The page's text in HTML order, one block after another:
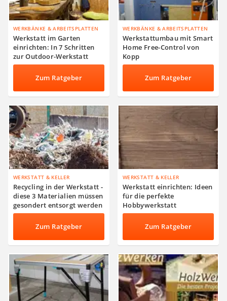
WERKBÄNKE & ARBEITSPLATTEN
Werkstatt im Garten
einrichten: In 7 Schritten
zur Outdoor-Werkstatt
Zum Ratgeber
WERKBÄNKE & ARBEITSPLATTEN
Werkstattumbau mit Smart
Home Free-Control von
Kopp
Zum Ratgeber
WERKSTATT & KELLER
Recycling in der Werkstatt -
diese 3 Materialien müssen
gesondert entsorgt werden
Zum Ratgeber
WERKSTATT & KELLER
Werkstatt einrichten: Ideen
für die perfekte
Hobbywerkstatt
Zum Ratgeber